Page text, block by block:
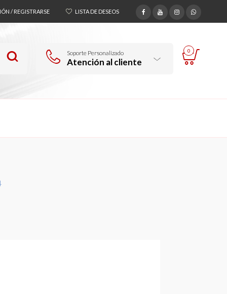
/ REGISTRARSE LISTA DE DESEOS
Soporte Personalizado
Atención al cliente
0